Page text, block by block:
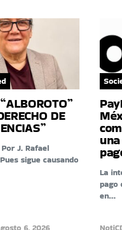
DE
Por J. Rafael
sigue causando
La
pago
en…